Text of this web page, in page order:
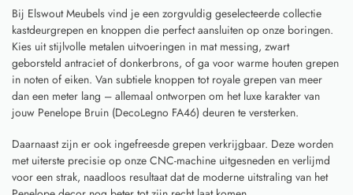
Bij Elswout Meubels vind je een zorgvuldig geselecteerde collectie
kastdeurgrepen en knoppen die perfect aansluiten op onze boringen.
Kies uit stijlvolle metalen uitvoeringen in mat messing, zwart
geborsteld antraciet of donkerbrons, of ga voor warme houten grepen
in noten of eiken. Van subtiele knoppen tot royale grepen van meer
dan een meter lang – allemaal ontworpen om het luxe karakter van
jouw Penelope Bruin (DecoLegno FA46) deuren te versterken.
Daarnaast zijn er ook ingefreesde grepen verkrijgbaar. Deze worden
met uiterste precisie op onze CNC-machine uitgesneden en verlijmd
voor een strak, naadloos resultaat dat de moderne uitstraling van het